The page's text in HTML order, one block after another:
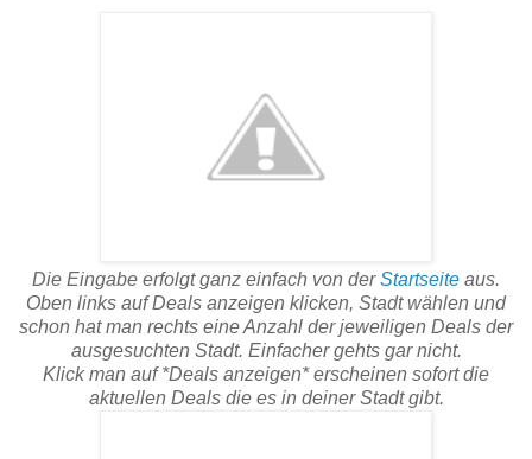
Die Eingabe erfolgt ganz einfach von derStartseite aus.
Oben links auf Deals anzeigen klicken, Stadt wählen und
schon hat man rechts eine Anzahl der jeweiligen Deals der
ausgesuchten Stadt. Einfacher gehts gar nicht.
Klick man auf *Deals anzeigen* erscheinen sofort die
aktuellen Deals die es in deiner Stadt gibt.